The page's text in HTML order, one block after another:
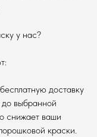
у нас?
доставку
выбранной
снижает ваши
краски.